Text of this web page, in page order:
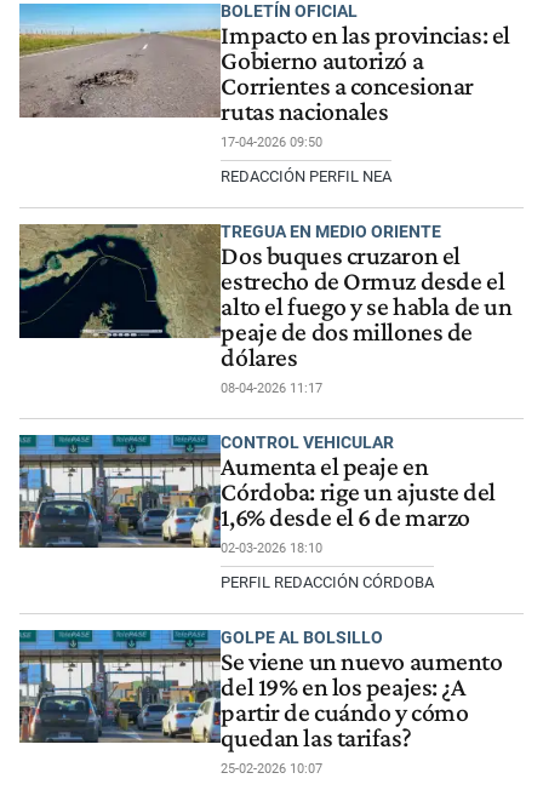
BOLETÍN OFICIAL
Impacto en las provincias: el
Gobierno autorizó a
Corrientes a concesionar
rutas nacionales
17-04-2026 09:50
REDACCIÓN PERFIL NEA
TREGUA EN MEDIO ORIENTE
Dos buques cruzaron el
estrecho de Ormuz desde el
alto el fuego y se habla de un
peaje de dos millones de
dólares
08-04-2026 11:17
CONTROL VEHICULAR
Aumenta el peaje en
Córdoba: rige un ajuste del
1,6% desde el 6 de marzo
02-03-2026 18:10
PERFIL REDACCIÓN CÓRDOBA
GOLPE AL BOLSILLO
Se viene un nuevo aumento
del 19% en los peajes: ¿A
partir de cuándo y cómo
quedan las tarifas?
25-02-2026 10:07